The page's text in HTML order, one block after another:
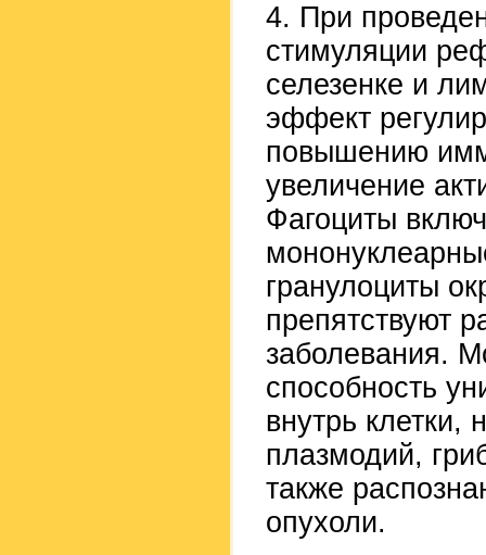
4. При
стимуляции
селезенке и
эффект
повышению
увеличение
Фагоциты
гранулоциты
препятствуют
заболевания.
способность
внутрь
плазмодий,
также
опухоли.